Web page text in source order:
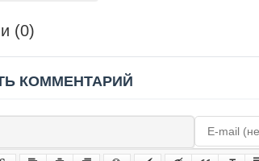
(0)
КОММЕНТАРИЙ